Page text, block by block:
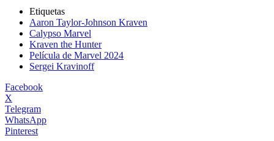
Etiquetas
Aaron Taylor-Johnson Kraven
Calypso Marvel
Kraven the Hunter
Película de Marvel 2024
Sergei Kravinoff
Facebook
X
Telegram
WhatsApp
Pinterest